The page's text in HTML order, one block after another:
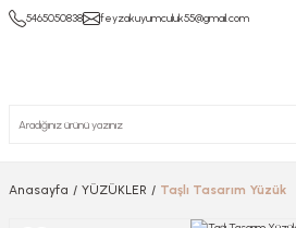
5465050838 feyzakuyumculuk55@gmail.com
Anasayfa YÜZÜKLER Taşlı Tasarım Yüzük